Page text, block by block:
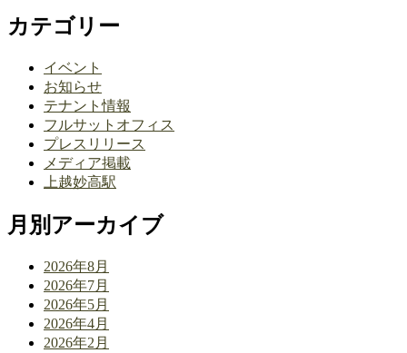
カテゴリー
イベント
お知らせ
テナント情報
フルサットオフィス
プレスリリース
メディア掲載
上越妙高駅
月別アーカイブ
2026年8月
2026年7月
2026年5月
2026年4月
2026年2月